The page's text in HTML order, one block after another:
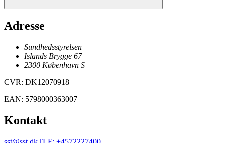
Adresse
Sundhedsstyrelsen
Islands Brygge 67
2300 København S
CVR: DK12070918
EAN: 5798000363007
Kontakt